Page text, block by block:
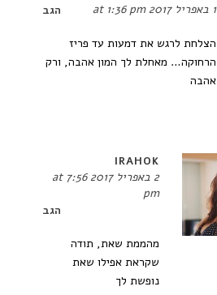
1 באפריל 2017 at 1:36 pm הגב
הצלחת לרגש את דמעות עד פריז
הרחוקה… מאחלת לך המון אהבה, ורק
אהבה
IRAHOK
2 באפריל 2017 at 7:56
pm
הגב
מהממת שאת, תודה
שקראת אפילו שאת
נופשת לך